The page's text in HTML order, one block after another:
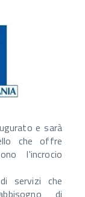
e sarà
che offre
l'incrocio
servizi che